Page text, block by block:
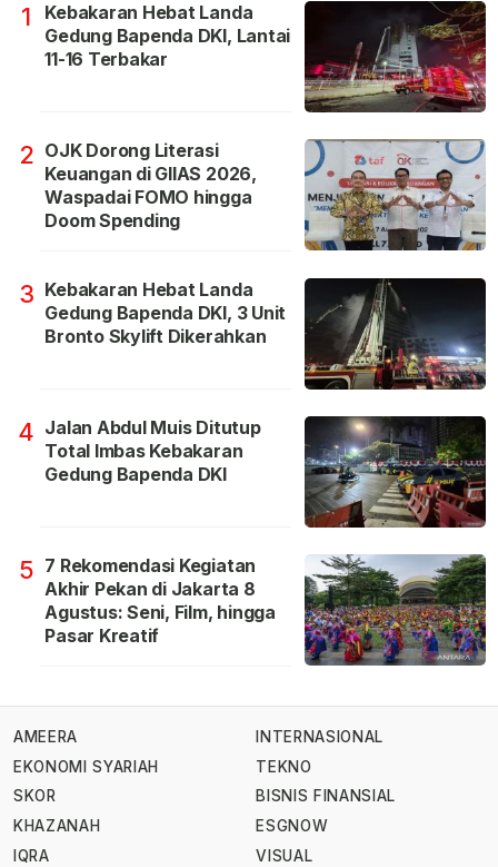
1
Kebakaran Hebat Landa
Gedung Bapenda DKI, Lantai
11-16 Terbakar
2 OJK Dorong Literasi
Keuangan di GIIAS 2026,
Waspadai FOMO hingga
Doom Spending
3 Kebakaran Hebat Landa
Gedung Bapenda DKI, 3 Unit
Bronto Skylift Dikerahkan
4 Jalan Abdul Muis Ditutup
Total Imbas Kebakaran
Gedung Bapenda DKI
5 7 Rekomendasi Kegiatan
Akhir Pekan di Jakarta 8
Agustus: Seni, Film, hingga
Pasar Kreatif
AMEERA
EKONOMI SYARIAH
SKOR
KHAZANAH
IQRA
INTERNASIONAL
TEKNO
BISNIS FINANSIAL
ESGNOW
VISUAL